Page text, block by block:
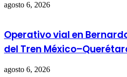
agosto 6, 2026
Operativo vial en
del Tren
agosto 6, 2026